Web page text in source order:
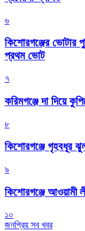
৬
কিশোরগঞ্জের ভোটার
প্রথম ভোট
৭
করিমগঞ্জে দা দিয়ে
৮
কিশোরগঞ্জে গৃহবধূর
৯
কিশোরগঞ্জে আওয়ামী
১০
জনপ্রিয় সব খবর